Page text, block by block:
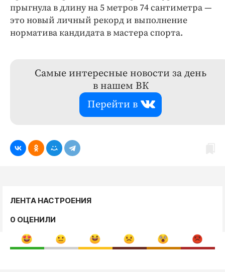
прыгнула в длину на 5 метров 74 сантиметра —
это новый личный рекорд и выполнение
норматива кандидата в мастера спорта.
Самые интересные новости за день
в нашем ВК
Перейти в
ЛЕНТА НАСТРОЕНИЯ
0 ОЦЕНИЛИ